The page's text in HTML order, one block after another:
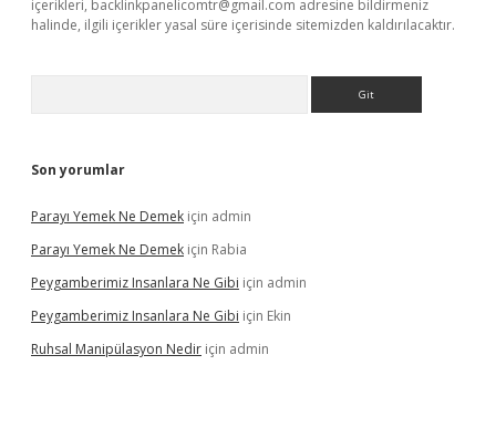
içerikleri, backlinkpanelicomtr@gmail.com adresine bildirmeniz
halinde, ilgili içerikler yasal süre içerisinde sitemizden kaldırılacaktır.
Son yorumlar
Parayı Yemek Ne Demek için admin
Parayı Yemek Ne Demek için Rabia
Peygamberimiz Insanlara Ne Gibi için admin
Peygamberimiz Insanlara Ne Gibi için Ekin
Ruhsal Manipülasyon Nedir için admin